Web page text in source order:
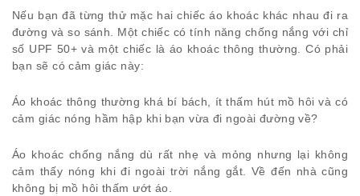
Nếu bạn đã từng thử mặc hai chiếc áo khoác khác nhau đi ra
đường và so sánh. Một chiếc có tính năng chống nắng với chỉ
số UPF 50+ và một chiếc là áo khoác thông thường. Có phải
bạn sẽ có cảm giác này:
Áo khoác thông thường khá bí bách, ít thấm hút mồ hôi và có
cảm giác nóng hầm hập khi bạn vừa đi ngoài đường về?
Áo khoác chống nắng dù rất nhẹ và mỏng nhưng lại không
cảm thấy nóng khi đi ngoài trời nắng gắt. Về đến nhà cũng
không bị mồ hôi thấm ướt áo.